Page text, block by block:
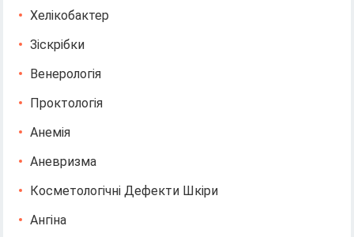
Хелікобактер
Зіскрібки
Венерологія
Проктологія
Анемія
Аневризма
Косметологічні Дефекти Шкіри
Ангіна